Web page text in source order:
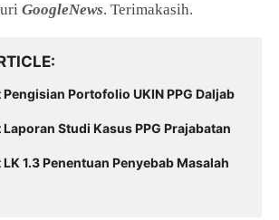
GoogleNews. Terimakasih.
Portofolio UKIN PPG Daljab
Studi Kasus PPG Prajabatan
1.3 Penentuan Penyebab Masalah